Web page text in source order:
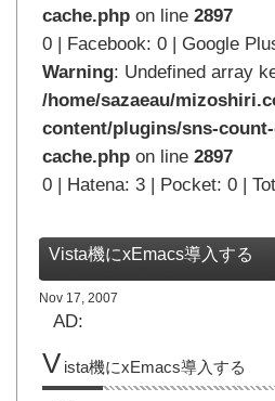
cache.php on line 2897
0 | Facebook: 0 | Google
Warning: Undefined array
/home/sazaeau/
content/plugins/sns-
cache.php on line 2897
0 | Hatena: 3 | Pocket: 0 |
Vista機にxEmacs導入する
Nov 17, 2007
AD:
V ista機にxEmacs導入する